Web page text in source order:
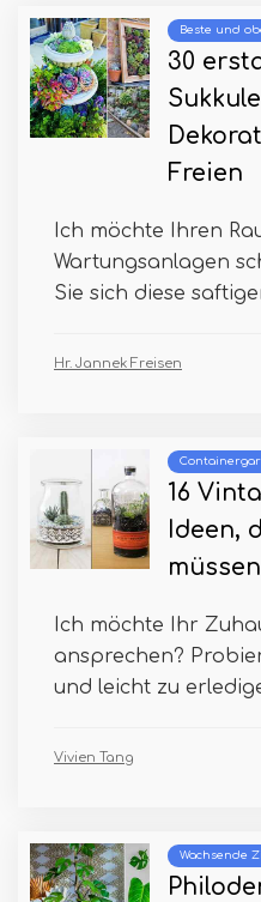
Beste und
30
Freien
Ich möchte Ihren
Wartungsanlagen
Sie sich diese
Hr. Jannek Freisen
16
Ideen,
Ich möchte Ihr
ansprechen?
und leicht zu
Vivien Tang
Wachsende